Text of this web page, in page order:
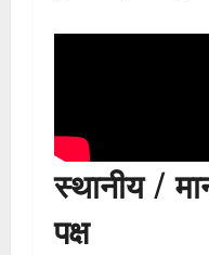
स्थानीय /
पक्ष